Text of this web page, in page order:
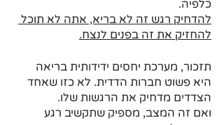
כלפיה.
להדחיק רגש זה לא בריא, אתה לא תוכל
להחזיק את זה בפנים לנצח.
תזכור, מערכת יחסים ידידותית בריאה
היא פשוט חברות הדדית. לא כזו שאחד
הצדדים מדחיק את הרגשות שלו.
ואם זה המצב, מספיק שתקשיב רגע